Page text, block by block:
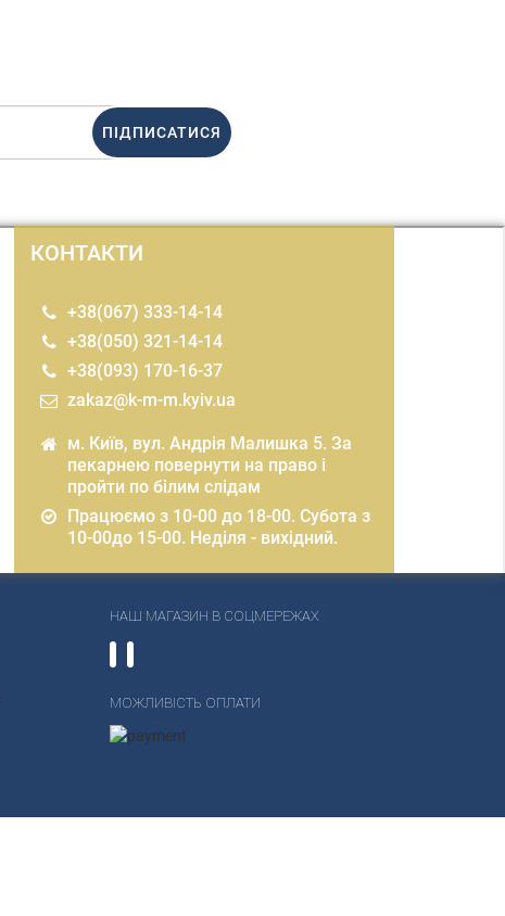
ПІДПИСАТИСЯ
КОНТАКТИ
+38(067) 333-14-14
+38(050) 321-14-14
+38(093) 170-16-37
zakaz@k-m-m.kyiv.ua
м. Київ, вул. Андрія Малишка 5. За
пекарнею повернути на право і
пройти по білим слідам
Працюємо з 10-00 до 18-00. Субота з
10-00до 15-00. Неділя - вихідний.
НАШ МАГАЗИН В СОЦМЕРЕЖАХ
МОЖЛИВІСТЬ ОПЛАТИ